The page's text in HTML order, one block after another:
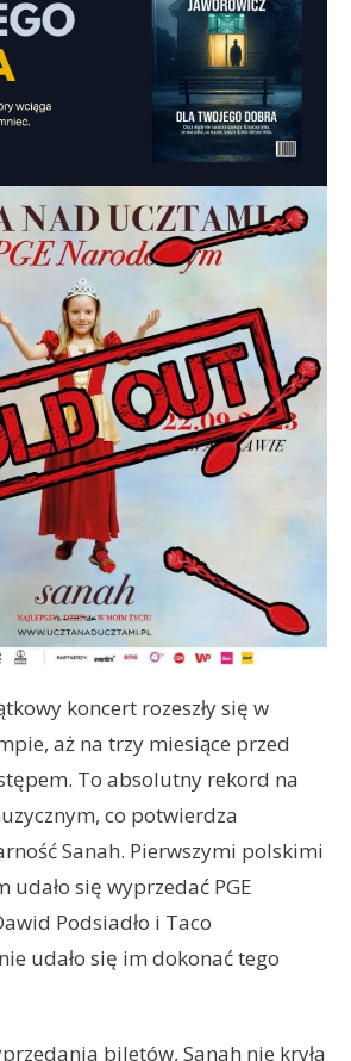
koncert rozeszły się w
aż na trzy miesiące przed
To absolutny rekord na
co potwierdza
Sanah. Pierwszymi polskimi
się wyprzedać PGE
Podsiadło i Taco
udało się im dokonać tego
biletów, Sanah nie kryła